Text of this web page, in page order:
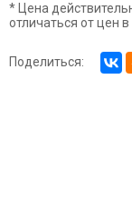
и при
поверхность
богатое
красок в
* Цена
отличаться от цен
Поделиться: